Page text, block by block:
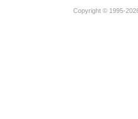
Copyright © 1995-